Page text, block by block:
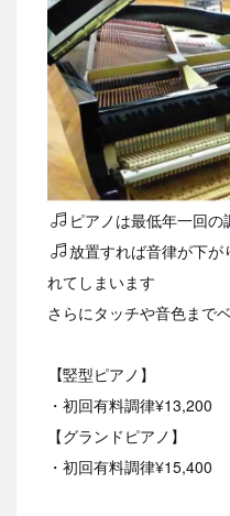
ピアノは最低年一回の
放置すれば音律が下
れてしまいます
さらにタッチや音色まで
【竪型ピアノ】
・初回有料調律¥13,200
【グランドピアノ】
・初回有料調律¥15,400
（基本